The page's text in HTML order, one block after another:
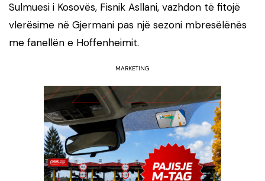
Sulmuesi i Kosovës, Fisnik Asllani, vazhdon të fitojë
vlerësime në Gjermani pas një sezoni mbresëlënës
me fanellën e Hoffenheimit.
MARKETING